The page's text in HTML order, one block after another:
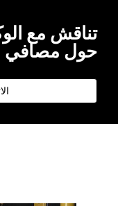
تناقش مع
حول مصافي